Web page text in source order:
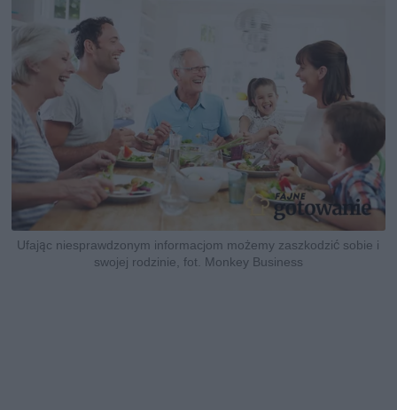
Ufając niesprawdzonym informacjom możemy zaszkodzić sobie i
swojej rodzinie, fot. Monkey Business